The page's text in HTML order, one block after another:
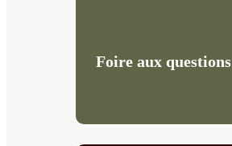
Foire aux questions